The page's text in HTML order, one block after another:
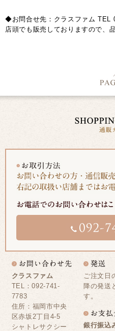
◆お問合せ先：クラスファム TEL
店頭でも販売しておりますので、
クラスファム
TEL：092-741-
7783
住所：福岡市中央
区赤坂2丁目4-5
シャトレサクシー
ご注文日
降の発送
す。
銀行振込